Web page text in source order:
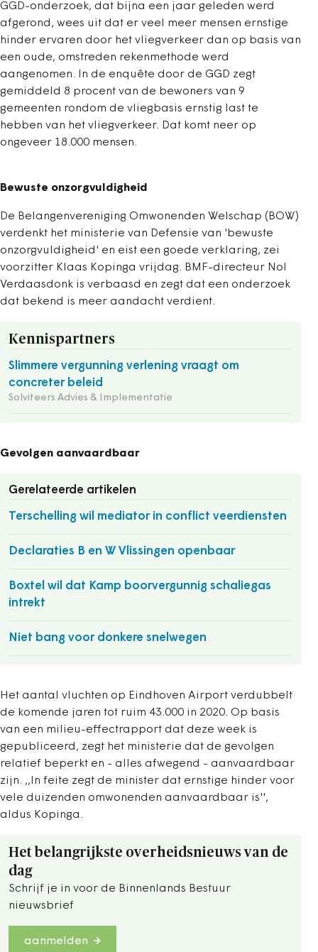
GGD-onderzoek, dat bijna een jaar geleden werd
afgerond, wees uit dat er veel meer mensen ernstige
hinder ervaren door het vliegverkeer dan op basis van
een oude, omstreden rekenmethode werd
aangenomen. In de enquête door de GGD zegt
gemiddeld 8 procent van de bewoners van 9
gemeenten rondom de vliegbasis ernstig last te
hebben van het vliegverkeer. Dat komt neer op
ongeveer 18.000 mensen.
Bewuste onzorgvuldigheid
De Belangenvereniging Omwonenden Welschap (BOW)
verdenkt het ministerie van Defensie van 'bewuste
onzorgvuldigheid' en eist een goede verklaring, zei
voorzitter Klaas Kopinga vrijdag. BMF-directeur Nol
Verdaasdonk is verbaasd en zegt dat een onderzoek
dat bekend is meer aandacht verdient.
Kennispartners
Slimmere vergunning verlening vraagt om
concreter beleid
Solviteers Advies & Implementatie
Gevolgen aanvaardbaar
Gerelateerde artikelen
Terschelling wil mediator in conflict veerdiensten
Declaraties B en W Vlissingen openbaar
Boxtel wil dat Kamp boorvergunnig schaliegas
intrekt
Niet bang voor donkere snelwegen
Het aantal vluchten op Eindhoven Airport verdubbelt
de komende jaren tot ruim 43.000 in 2020. Op basis
van een milieu-effectrapport dat deze week is
gepubliceerd, zegt het ministerie dat de gevolgen
relatief beperkt en - alles afwegend - aanvaardbaar
zijn. ,,In feite zegt de minister dat ernstige hinder voor
vele duizenden omwonenden aanvaardbaar is'',
aldus Kopinga.
Het belangrijkste overheidsnieuws van de
dag
Schrijf je in voor de Binnenlands Bestuur
nieuwsbrief
aanmelden